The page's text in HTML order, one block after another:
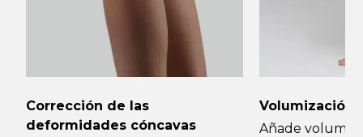
Corrección de las
deformidades cóncavas
Volumización
Añade